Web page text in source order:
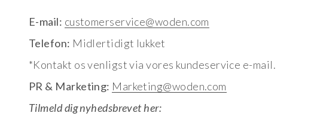
E-mail: customerservice@woden.com
Telefon: Midlertidigt lukket
*Kontakt os venligst via vores kundeservice e-mail.
PR & Marketing: Marketing@woden.com
Tilmeld dig nyhedsbrevet her: